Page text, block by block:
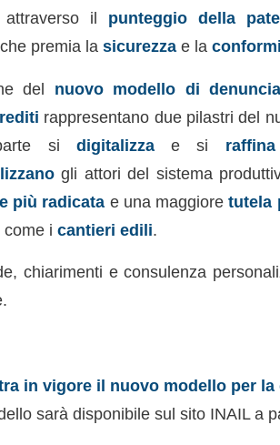
attraverso il punteggio della
premia la sicurezzae la
del nuovo modello di
rappresentano due pilastri del
si digitalizzae si
gli attori del sistema
più radicata e una maggioretutela
come i cantieri edili.
chiarimenti e consulenza
in vigore il nuovo modello per
sarà disponibile sul sito INAIL a